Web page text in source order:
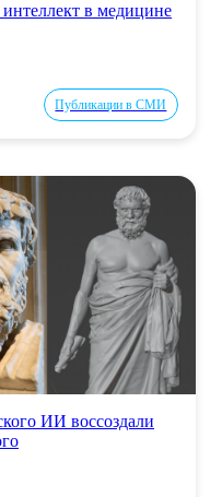
в медицине
Публикации в СМИ
ИИ воссоздали